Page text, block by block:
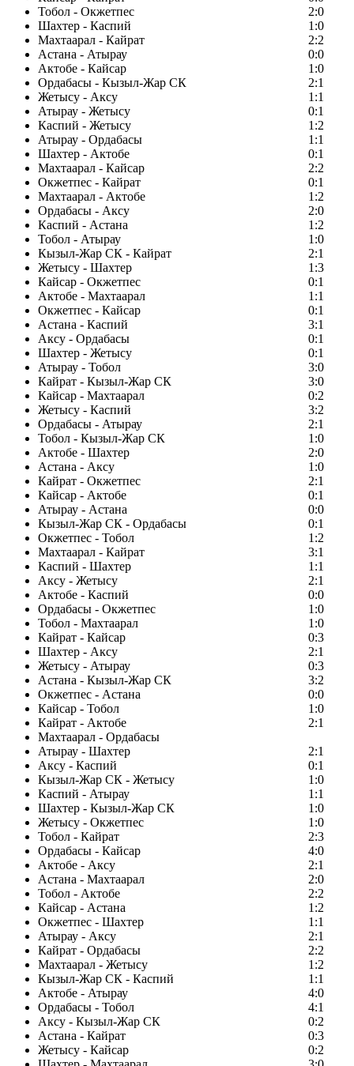
Тобол - Окжетпес
2:0
Шахтер - Каспий
1:0
Махтаарал - Кайрат
2:2
Астана - Атырау
0:0
Актобе - Кайсар
1:0
Ордабасы - Кызыл-Жар СК
2:1
Жетысу - Аксу
1:1
Атырау - Жетысу
0:1
Каспий - Жетысу
1:2
Атырау - Ордабасы
1:1
Шахтер - Актобе
0:1
Махтаарал - Кайсар
2:2
Окжетпес - Кайрат
0:1
Махтаарал - Актобе
1:2
Ордабасы - Аксу
2:0
Каспий - Астана
1:2
Тобол - Атырау
1:0
Кызыл-Жар СК - Кайрат
2:1
Жетысу - Шахтер
1:3
Кайсар - Окжетпес
0:1
Актобе - Махтаарал
1:1
Окжетпес - Кайсар
0:1
Астана - Каспий
3:1
Аксу - Ордабасы
0:1
Шахтер - Жетысу
0:1
Атырау - Тобол
3:0
Кайрат - Кызыл-Жар СК
3:0
Кайсар - Махтаарал
0:2
Жетысу - Каспий
3:2
Ордабасы - Атырау
2:1
Тобол - Кызыл-Жар СК
1:0
Актобе - Шахтер
2:0
Астана - Аксу
1:0
Кайрат - Окжетпес
2:1
Кайсар - Актобе
0:1
Атырау - Астана
0:0
Кызыл-Жар СК - Ордабасы
0:1
Окжетпес - Тобол
1:2
Махтаарал - Кайрат
3:1
Каспий - Шахтер
1:1
Аксу - Жетысу
2:1
Актобе - Каспий
0:0
Ордабасы - Окжетпес
1:0
Тобол - Махтаарал
1:0
Кайрат - Кайсар
0:3
Шахтер - Аксу
2:1
Жетысу - Атырау
0:3
Астана - Кызыл-Жар СК
3:2
Окжетпес - Астана
0:0
Кайсар - Тобол
1:0
Кайрат - Актобе
2:1
Махтаарал - Ордабасы
Атырау - Шахтер
2:1
Аксу - Каспий
0:1
Кызыл-Жар СК - Жетысу
1:0
Каспий - Атырау
1:1
Шахтер - Кызыл-Жар СК
1:0
Жетысу - Окжетпес
1:0
Тобол - Кайрат
2:3
Ордабасы - Кайсар
4:0
Актобе - Аксу
2:1
Астана - Махтаарал
2:0
Тобол - Актобе
2:2
Кайсар - Астана
1:2
Окжетпес - Шахтер
1:1
Атырау - Аксу
2:1
Кайрат - Ордабасы
2:2
Махтаарал - Жетысу
1:2
Кызыл-Жар СК - Каспий
1:1
Актобе - Атырау
4:0
Ордабасы - Тобол
4:1
Аксу - Кызыл-Жар СК
0:2
Астана - Кайрат
0:3
Жетысу - Кайсар
0:2